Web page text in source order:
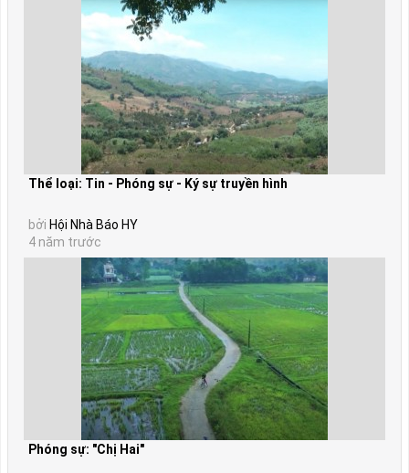
Thể loại: Tin - Phóng sự - Ký sự truyền hình
bởi Hội Nhà Báo HY
4 năm trước
Phóng sự: "Chị Hai"